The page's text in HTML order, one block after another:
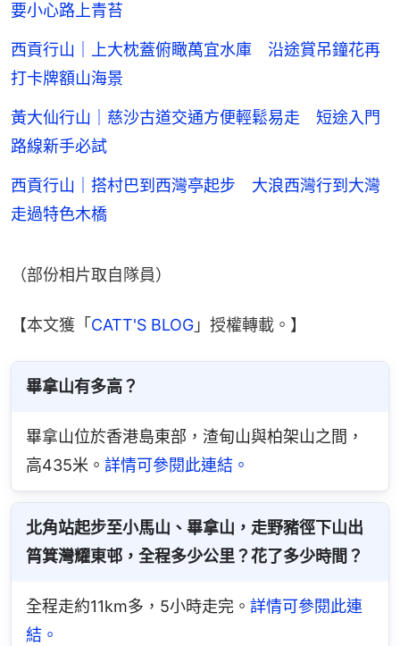
要小心路上青苔
西貢行山｜上大枕蓋俯瞰萬宜水庫 沿途賞吊鐘花再
打卡牌額山海景
黃大仙行山｜慈沙古道交通方便輕鬆易走 短途入門
路線新手必試
西貢行山｜搭村巴到西灣亭起步 大浪西灣行到大灣
走過特色木橋
（部份相片取自隊員）
【本文獲「 CATT'S BLOG 」授權轉載。】
畢拿山有多高？
畢拿山位於香港島東部，渣甸山與柏架山之間，
高435米。 詳情可參閱此連結。
北角站起步至小馬山、畢拿山，走野豬徑下山出
筲箕灣耀東邨，全程多少公里？花了多少時間？
全程走約11km多，5小時走完。 詳情可參閱此連
結。